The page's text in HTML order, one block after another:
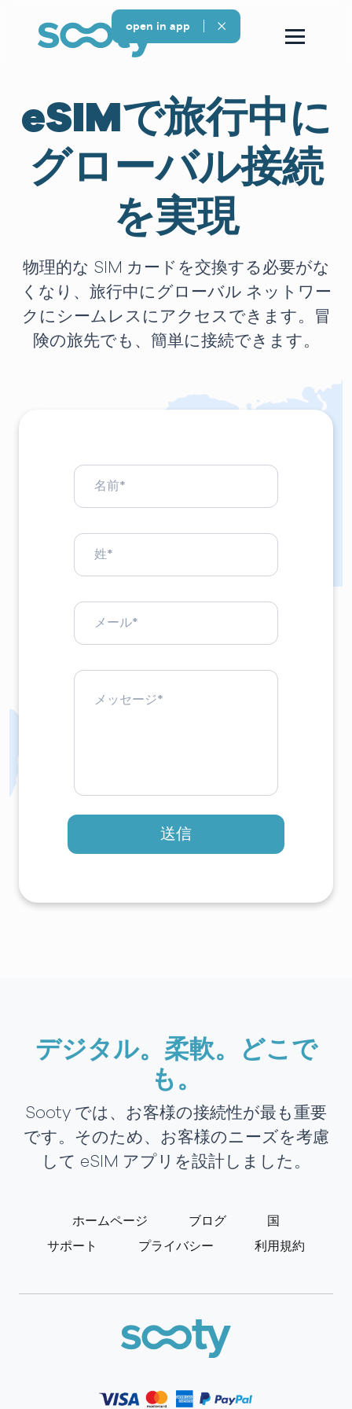
eSIMで旅行中に
グローバル接続
を実現
物理的な SIM カードを交換する必要がな
くなり、旅行中にグローバル ネットワー
クにシームレスにアクセスできます。冒
険の旅先でも、簡単に接続できます。
送信
デジタル。柔軟。どこで
も。
Sooty では、お客様の接続性が最も重要
です。そのため、お客様のニーズを考慮
して eSIM アプリを設計しました。
ホームページ ブログ
国
サポート
プライバシー 利用規約
open in app